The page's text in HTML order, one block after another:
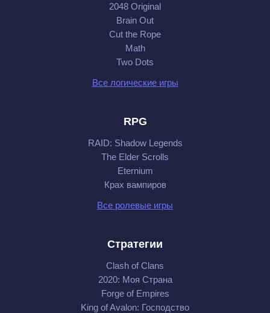
2048 Original
Brain Out
Cut the Rope
Math
Two Dots
Все логические игры
RPG
RAID: Shadow Legends
The Elder Scrolls
Eternium
Крах вампиров
Все ролевые игры
Стратегии
Clash of Clans
2020: Моя Cтрана
Forge of Empires
King of Avalon: Господство